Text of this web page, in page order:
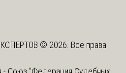
© 2026. Все права